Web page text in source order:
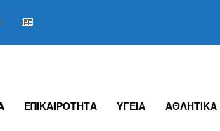
ΕΠΙΚΑΙΡΟΤΗΤΑ ΥΓΕΙΑ ΑΘΛΗΤΙΚΑ